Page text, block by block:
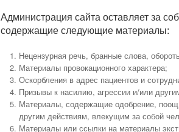
Администрация сайта оставляет за
содержащие следующие материалы:
Нецензурная речь, бранные слова,
Материалы провокационного характера;
Оскорбления в адрес пациентов и
Призывы к насилию, агрессии и/или
Материалы, содержащие одобрение,
другим действиям, влекущим за собой
Материалы или ссылки на материалы